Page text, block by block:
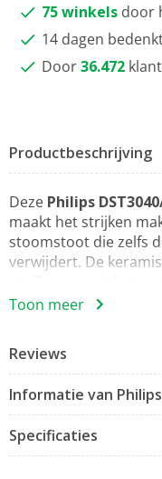
75 winkels door
14 dagen
Door36.472
Productbeschrijving
Deze Philips
maakt het strijken
stoomstoot die zelfs
verwijdert. De
kleinere
consistente
Sterke en
sneller te verwijderen.
Stoomstoot tot 200
De krachtige
Toon meer
Reviews
Informatie van Philips
Specificaties